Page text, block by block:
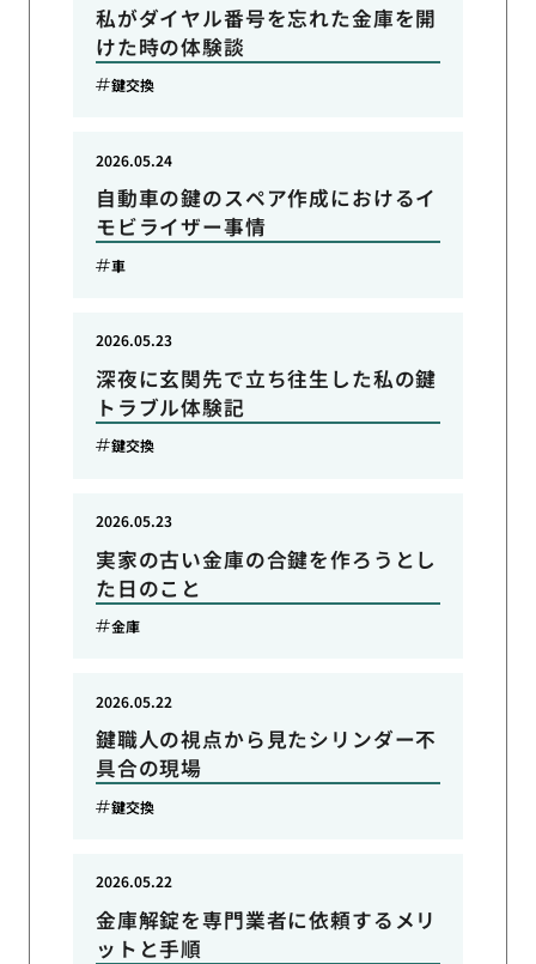
私がダイヤル番号を忘れた金庫を開
けた時の体験談
鍵交換
自動車の鍵のスペア作成におけるイ
モビライザー事情
2026.05.24
車
深夜に玄関先で立ち往生した私の鍵
トラブル体験記
2026.05.23
鍵交換
実家の古い金庫の合鍵を作ろうとし
た日のこと
2026.05.23
金庫
鍵職人の視点から見たシリンダー不
具合の現場
2026.05.22
鍵交換
金庫解錠を専門業者に依頼するメリ
ットと手順
2026.05.22